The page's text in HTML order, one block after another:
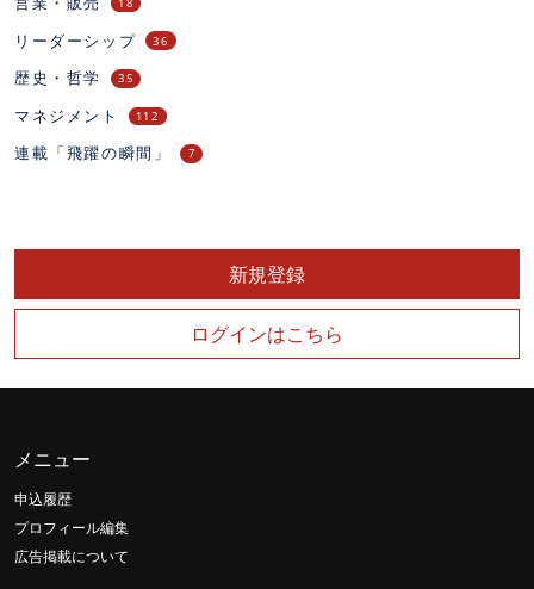
リーダーシップ 36
歴史・哲学 35
マネジメント 112
連載「飛躍の瞬間」 7
新規登録
ログインはこちら
メニュー
申込履歴
プロフィール編集
広告掲載について